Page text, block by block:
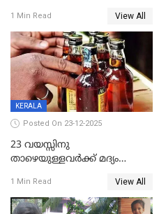
59 വർഷം തടവും 90,൦൦൦ രൂപ
പിഴയും ശിക്ഷ
1 Min Read View All
KERALA
Posted On 23-12-2025
23 വയസ്സിനു
താഴെയുള്ളവർക്ക് മദ്യം
നടപടി;സ്ഥാപനങ്ങൾക്കെതിരെ
രണ്ട് കേസുകൾ
1 Min Read View All